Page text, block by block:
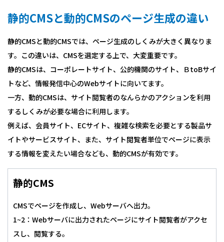
静的CMSと動的CMSのページ生成の違い
静的CMSと動的CMSでは、ページ生成のしくみが大きく異なりま
す。この違いは、CMSを選定する上で、大変重要です。
静的CMSは、コーポレートサイト、公的機関のサイト、ＢtoBサイ
トなど、情報発信中心のWebサイトに向いてます。
一方、動的CMSは、サイト閲覧者のなんらかのアクションを利用
するしくみが必要な場合に利用します。
例えば、会員サイト、ECサイト、複雑な検索を必要とする製品サ
イトやサービスサイト、また、サイト閲覧者単位でページに表示
する情報を変えたい場合なども、動的CMSが有効です。
CMSでページを作成し、Webサーバへ出力。
1~2：Webサーバに出力されたページにサイト閲覧者がアクセ
スし、閲覧する。